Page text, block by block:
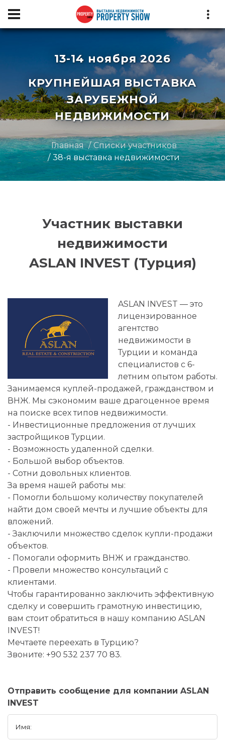
13-14 ноября 2026
КРУПНЕЙШАЯ ВЫСТАВКА
ЗАРУБЕЖНОЙ
НЕДВИЖИМОСТИ
Главная
Списки участников
38-я выставка недвижимости
Участник выставки
недвижимости
ASLAN INVEST (Турция)
ASLAN INVEST — это
лицензированное
агентство
недвижимости в
Турции и команда
специалистов с 6-
летним опытом работы.
Занимаемся куплей-продажей, гражданством и
ВНЖ. Мы сэкономим ваше драгоценное время
на поиске всех типов недвижимости.
- Инвестиционные предложения от лучших
застройщиков Турции.
- Возможность удаленной сделки.
- Большой выбор объектов.
- Сотни довольных клиентов.
За время нашей работы мы:
- Помогли большому количеству покупателей
найти дом своей мечты и лучшие объекты для
вложений.
- Заключили множество сделок купли-продажи
объектов.
- Помогали оформить ВНЖ и гражданство.
- Провели множество консультаций с
клиентами.
Чтобы гарантированно заключить эффективную
сделку и совершить грамотную инвестицию,
вам стоит обратиться в нашу компанию ASLAN
INVEST!
Мечтаете переехать в Турцию?
Звоните: +90 532 237 70 83.
Отправить сообщение для компании ASLAN
INVEST
Имя: